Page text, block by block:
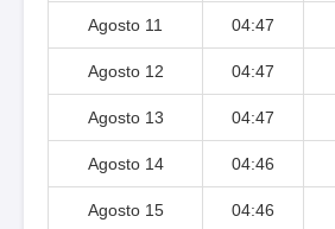
Agosto 11 04:47
Agosto 12 04:47
Agosto 13 04:47
Agosto 14 04:46
Agosto 15 04:46